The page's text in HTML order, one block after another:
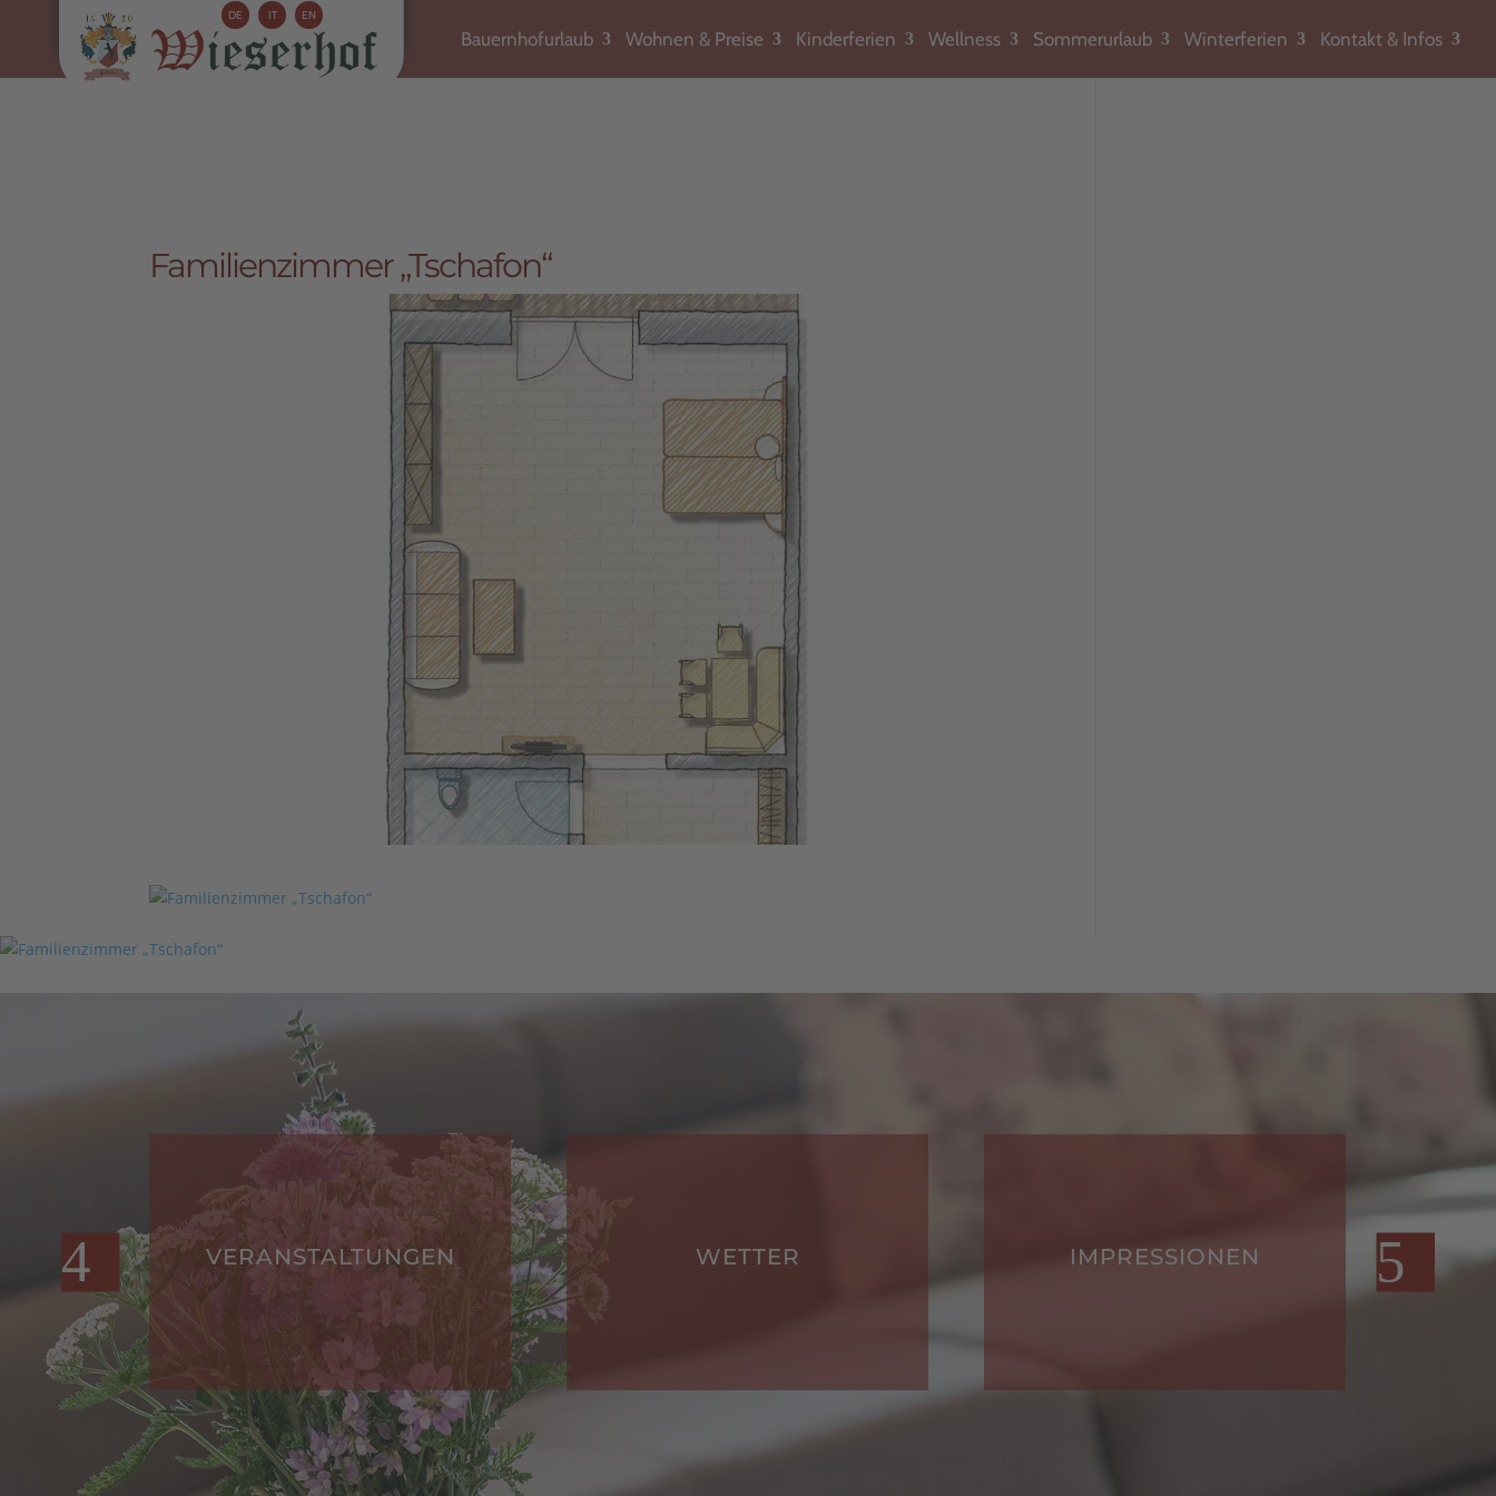
Bauernhofurlaub Wohnen & Preise Kinderferien Wellness Sommerurlaub Winterferien Kontakt & Infos
DE IT EN
Familienzimmer „Tschafon“
VERANSTALTUNGEN WETTER IMPRESSIONEN